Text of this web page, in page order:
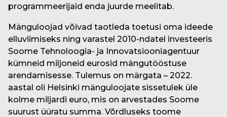
programmeerijaid enda juurde meelitab.
Mänguloojad võivad taotleda toetusi oma ideede
elluviimiseks ning varastel 2010-ndatel investeeris
Soome Tehnoloogia- ja Innovatsiooniagentuur
kümneid miljoneid eurosid mängutööstuse
arendamisesse. Tulemus on märgata – 2022.
aastal oli Helsinki mänguloojate sissetulek üle
kolme miljardi euro, mis on arvestades Soome
suurust üüratu summa. Võrdluseks toome